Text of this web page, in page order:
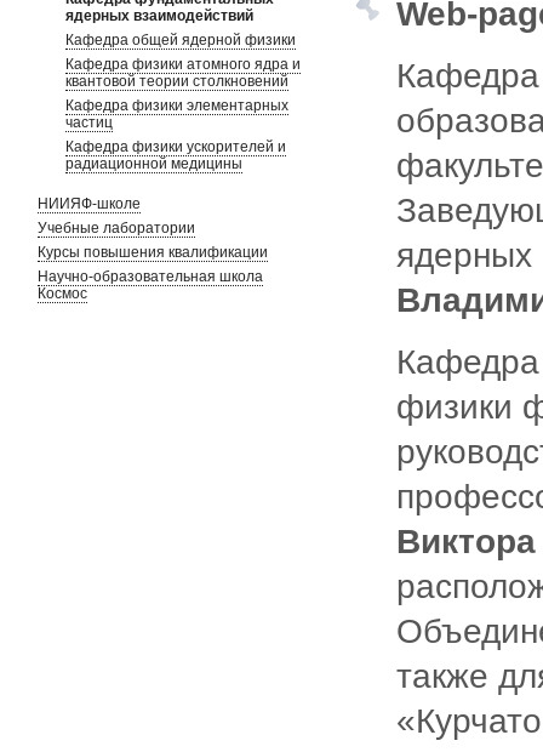
ядерных взаимодействий
Кафедра общей ядерной физики
Кафедра физики атомного ядра и
квантовой теории столкновений
Кафедра физики элементарных
частиц
Кафедра физики ускорителей и
радиационной медицины
НИИЯФ-школе
Учебные лаборатории
Курсы повышения квалификации
Научно-образовательная школа
Космос
Web-
Кафедра
физики
также